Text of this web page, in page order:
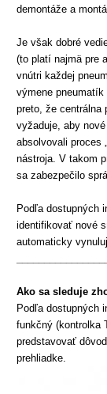
demontáže a
Je však dobré
(to platí najmä pre
vnútri každej
výmene
preto, že centrálna
vyžaduje, aby
absolvovali proces
nástroja. V takom
sa zabezpečilo
Podľa dostupných
identifikovať nové
automaticky
Ako sa sleduje
Podľa dostupných
funkčný (kontrolka
predstavovať
prehliadke.